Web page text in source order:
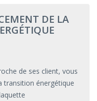
DE LA
de ses client, vous
transition énergétique